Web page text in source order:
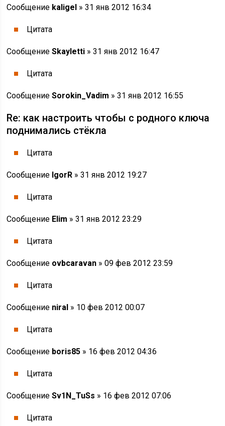
Сообщение kaligel » 31 янв 2012 16:34
Цитата
СообщениеSkayletti » 31 янв 2012 16:47
Цитата
СообщениеSorokin_Vadim » 31 янв 2012 16:55
Re: как настроить чтобы с родного ключа
поднимались стёкла
Цитата
Сообщение IgorR » 31 янв 2012 19:27
Цитата
Сообщение Elim » 31 янв 2012 23:29
Цитата
Сообщение ovbcaravan » 09 фев 2012 23:59
Цитата
Сообщение niral » 10 фев 2012 00:07
Цитата
Сообщение boris85 » 16 фев 2012 04:36
Цитата
СообщениеSv1N_TuSs » 16 фев 2012 07:06
Цитата